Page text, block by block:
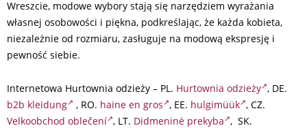
Wreszcie, modowe wybory stają się narzędziem wyrażania
własnej osobowości i piękna, podkreślając, że każda kobieta,
niezależnie od rozmiaru, zasługuje na modową ekspresję i
pewność siebie.
Internetowa Hurtownia odzieży – PL. Hurtownia odzieży , DE.
b2b kleidung
, RO. haine en gros , EE. hulgimüük , CZ.
Velkoobchod oblečení , LT. Didmeninė prekyba , SK.